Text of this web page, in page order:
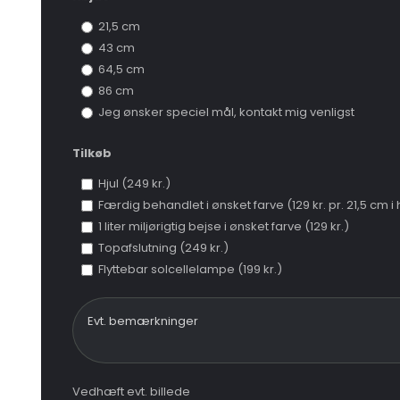
21,5 cm
43 cm
64,5 cm
86 cm
Jeg ønsker speciel mål, kontakt mig venligst
Tilkøb
Hjul (249 kr.)
Færdig behandlet i ønsket farve (129 kr. pr. 21,5 cm i
1 liter miljørigtig bejse i ønsket farve (129 kr.)
Topafslutning (249 kr.)
Flyttebar solcellelampe (199 kr.)
Vedhæft evt. billede